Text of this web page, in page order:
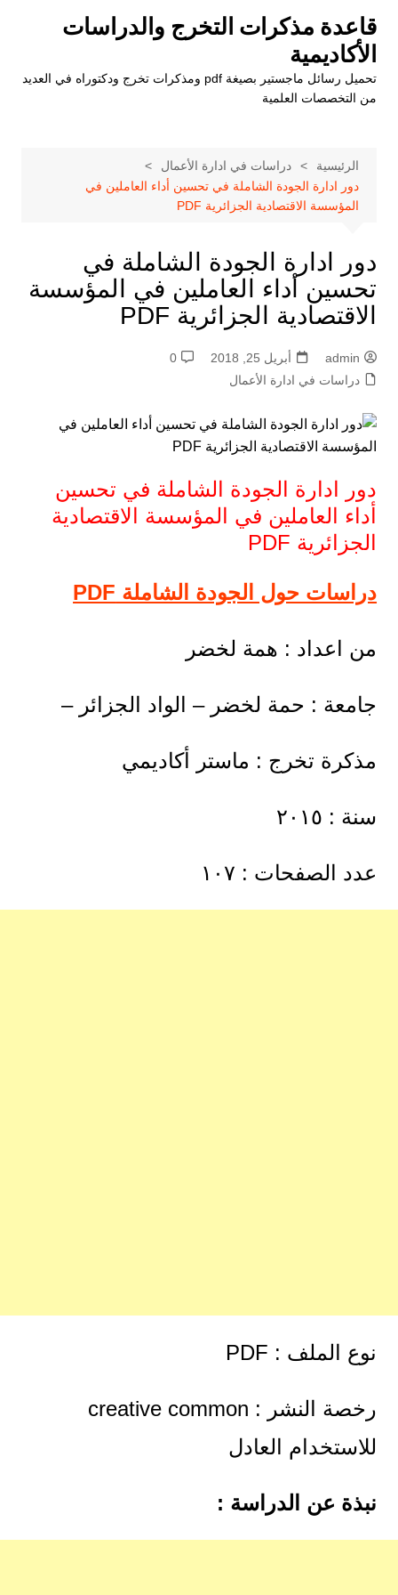
المحتوى
قاعدة مذكرات التخرج والدراسات
الأكاديمية
تحميل رسائل ماجستير بصيغة pdf ومذكرات تخرج ودكتوراه في العديد
من التخصصات العلمية
الرئيسية
دراسات في ادارة الأعمال
دور ادارة الجودة الشاملة في تحسين أداء العاملين في
المؤسسة الاقتصادية الجزائرية PDF
دور ادارة الجودة الشاملة في
تحسين أداء العاملين في المؤسسة
الاقتصادية الجزائرية PDF
admin أبريل 25, 2018
0
دراسات في ادارة الأعمال
دور ادارة الجودة الشاملة في تحسين
أداء العاملين في المؤسسة الاقتصادية
الجزائرية PDF
دراسات حول الجودة الشاملة PDF
من اعداد : همة لخضر
جامعة : حمة لخضر – الواد الجزائر –
مذكرة تخرج : ماستر أكاديمي
سنة : ٢٠١٥
عدد الصفحات : ١٠٧
نوع الملف : PDF
رخصة النشر : creative common
للاستخدام العادل
نبذة عن الدراسة :